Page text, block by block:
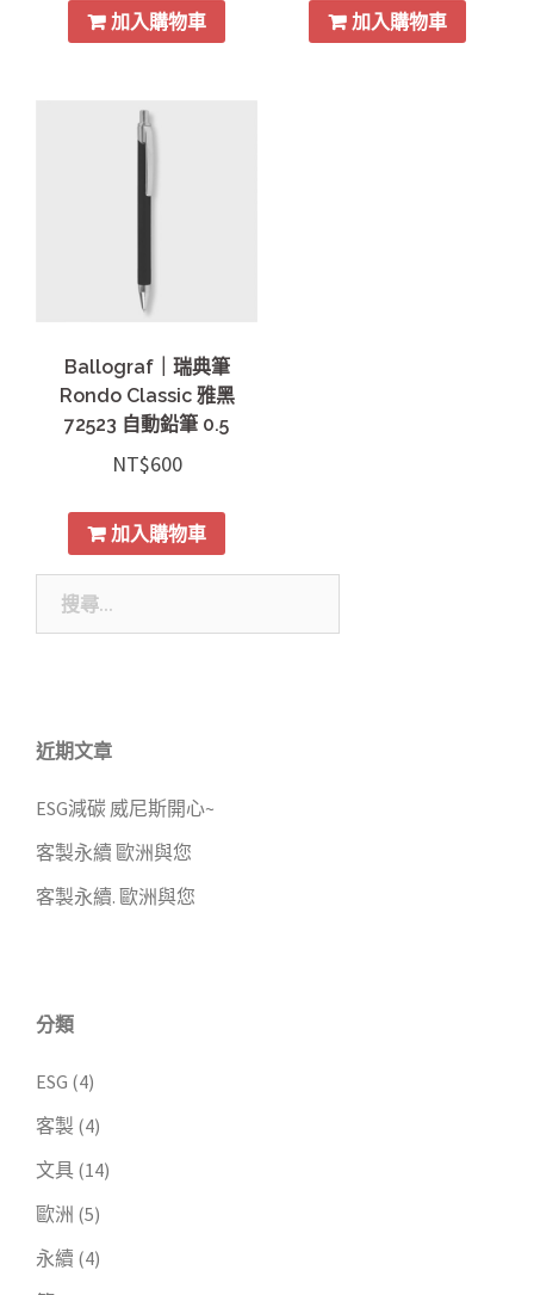
加入購物車 加入購物車
Ballograf｜瑞典筆
Rondo Classic 雅黑
72523 自動鉛筆 0.5
NT$600
加入購物車
近期文章
ESG減碳 威尼斯開心~
客製永續 歐洲與您
客製永續. 歐洲與您
分類
ESG (4)
客製 (4)
文具 (14)
歐洲 (5)
永續 (4)